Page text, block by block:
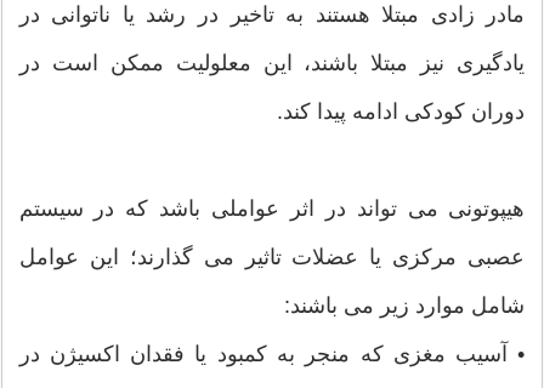
مادر زادی مبتلا هستند به تاخیر در رشد یا ناتوانی در
یادگیری نیز مبتلا باشند، این معلولیت ممکن است در
دوران کودکی ادامه پیدا کند.
هیپوتونی می تواند در اثر عواملی باشد که در سیستم
عصبی مرکزی یا عضلات تاثیر می گذارند؛ این عوامل
شامل موارد زیر می باشند:
• آسیب مغزی که منجر به کمبود یا فقدان اکسیژن در